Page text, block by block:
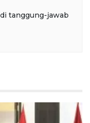
tanggung-jawab